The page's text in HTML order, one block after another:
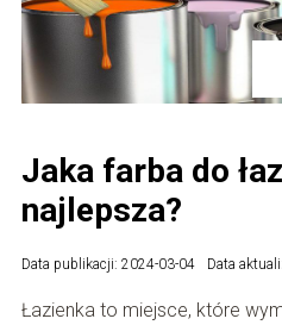
Jaka farba do
najlepsza?
Data publikacji: 2024-03-04 Data
Łazienka to miejsce, które